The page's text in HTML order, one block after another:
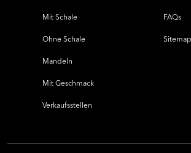
Mit Schale
Ohne Schale
Mandeln
Mit Geschmack
Verkaufsstellen
FAQs
Sitemap